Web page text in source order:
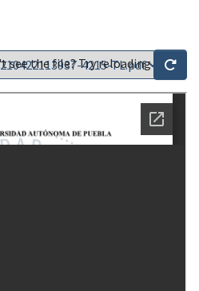
see the file? Try reloading